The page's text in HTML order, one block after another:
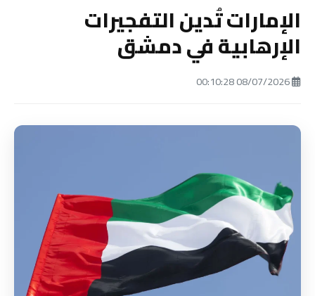
الإمارات تُدين التفجيرات
الإرهابية في دمشق